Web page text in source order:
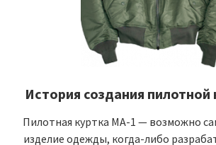
История создания пилотной
Пилотная куртка MA-1 — возможно
изделие одежды, когда-либо